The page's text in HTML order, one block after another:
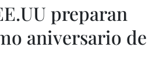
preparan
aniversario de